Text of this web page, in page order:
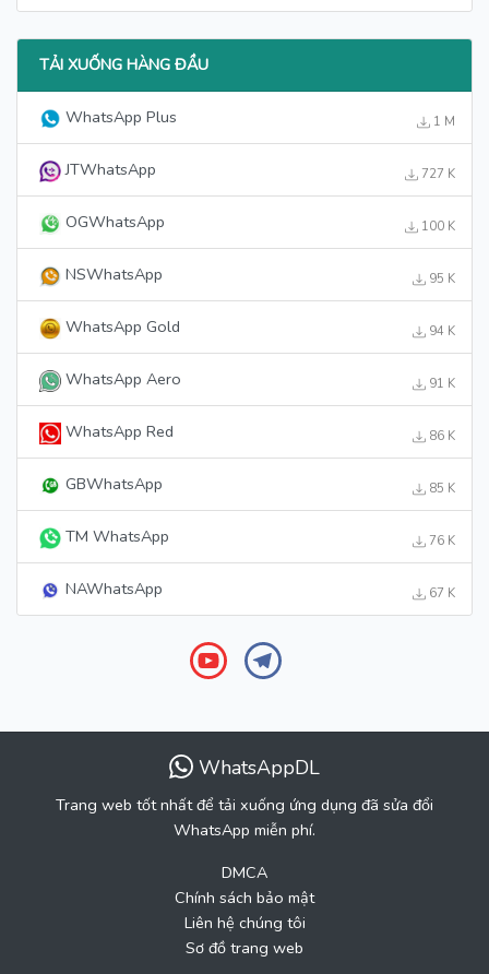
TẢI XUỐNG HÀNG ĐẦU
WhatsApp Plus 1 M
JTWhatsApp 727 K
OGWhatsApp 100 K
NSWhatsApp 95 K
WhatsApp Gold 94 K
WhatsApp Aero 91 K
WhatsApp Red 86 K
GBWhatsApp 85 K
TM WhatsApp 76 K
NAWhatsApp 67 K
WhatsAppDL
Trang web tốt nhất để tải xuống ứng dụng đã sửa đổi
WhatsApp miễn phí.
DMCA
Chính sách bảo mật
Liên hệ chúng tôi
Sơ đồ trang web